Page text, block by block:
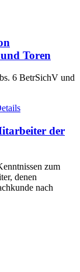
Toren
6 BetrSichV und
der
zum
denen
nach